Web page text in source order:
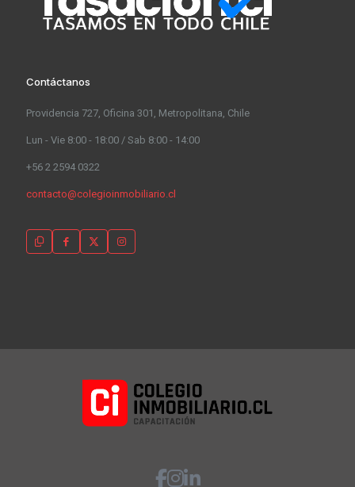
Contáctanos
Providencia 727, Oficina 301, Metropolitana, Chile
Lun - Vie 8:00 - 18:00 / Sab 8:00 - 14:00
+56 2 2594 0322
contacto@colegioinmobiliario.cl